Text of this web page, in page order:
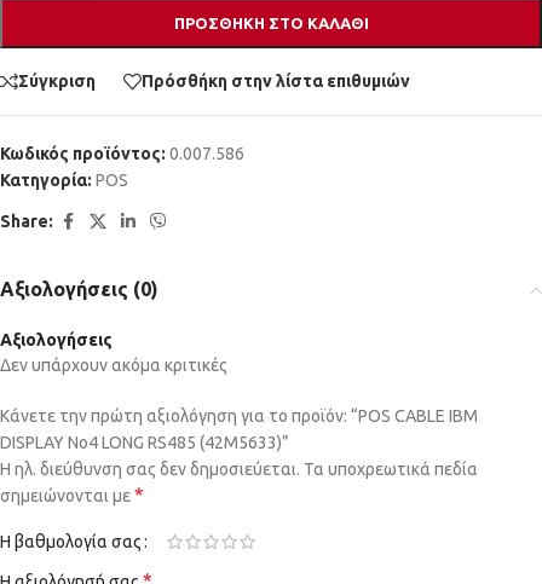
ΠΡΟΣΘΉΚΗ ΣΤΟ ΚΑΛΆΘΙ
Σύγκριση Πρόσθήκη στην λίστα επιθυμιών
Κωδικός προϊόντος: 0.007.586
Κατηγορία: POS
Share:
Αξιολογήσεις (0)
Αξιολογήσεις
Δεν υπάρχουν ακόμα κριτικές
Κάνετε την πρώτη αξιολόγηση για το προϊόν: “POS CABLE IBM
DISPLAY No4 LONG RS485 (42M5633)”
Η ηλ. διεύθυνση σας δεν δημοσιεύεται. Τα υποχρεωτικά πεδία
σημειώνονται με*
Η βαθμολογία σας